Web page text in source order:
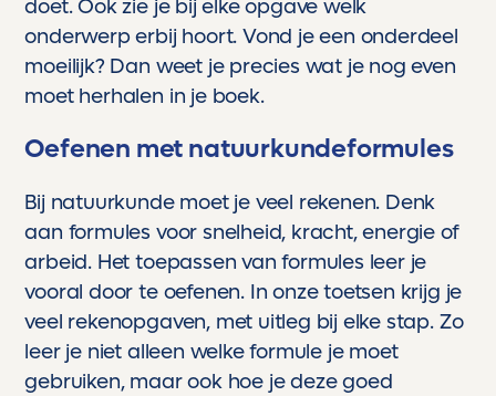
doet. Ook zie je bij elke opgave welk
onderwerp erbij hoort. Vond je een onderdeel
moeilijk? Dan weet je precies wat je nog even
moet herhalen in je boek.
Oefenen met natuurkundeformules
Bij natuurkunde moet je veel rekenen. Denk
aan formules voor snelheid, kracht, energie of
arbeid. Het toepassen van formules leer je
vooral door te oefenen. In onze toetsen krijg je
veel rekenopgaven, met uitleg bij elke stap. Zo
leer je niet alleen welke formule je moet
gebruiken, maar ook hoe je deze goed